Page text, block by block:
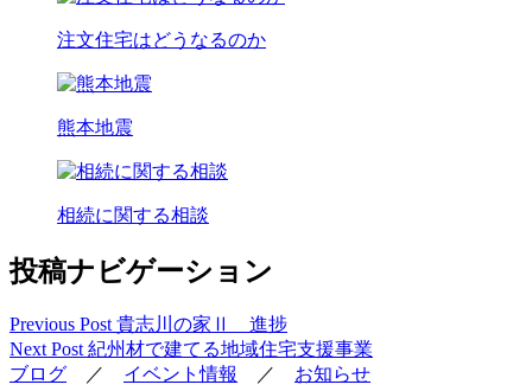
注文住宅はどうなるのか
熊本地震
相続に関する相談
投稿ナビゲーション
Previous Post貴志川の家Ⅱ 進捗
Next Post紀州材で建てる地域住宅支援事業
ブログ ／ イベント情報 ／ お知らせ